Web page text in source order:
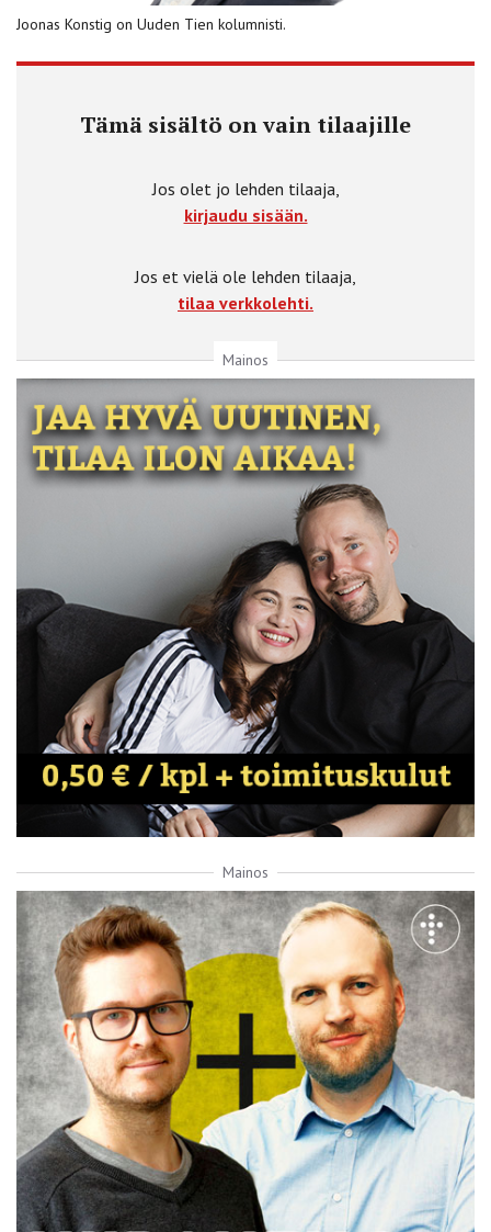
Joonas Konstig on Uuden Tien kolumnisti.
Tämä sisältö on vain tilaajille
Jos olet jo lehden tilaaja,
kirjaudu sisään.
Jos et vielä ole lehden tilaaja,
tilaa verkkolehti.
Mainos
Mainos